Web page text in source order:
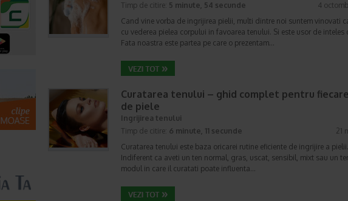
Timp de citire: 5 minute, 54 secunde
4
Cand vine vorba de ingrijirea pielii, multi dintre noi suntem vinovati
cu vederea pielea corpului in favoarea tenului. Si este usor de inteles
Fata noastra este partea pe care o prezentam…
Curatarea tenului – ghid complet pentru
de piele
Ingrijirea tenului
Timp de citire: 6 minute, 11 secunde
21
Curatarea tenului este baza oricarei rutine eficiente de ingrijire a pielii.
Indiferent ca aveti un ten normal, gras, uscat, sensibil, mixt sau un
modul in care il curatati poate influenta…